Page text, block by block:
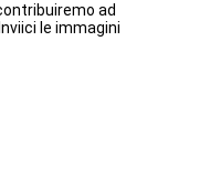
ad
le immagini